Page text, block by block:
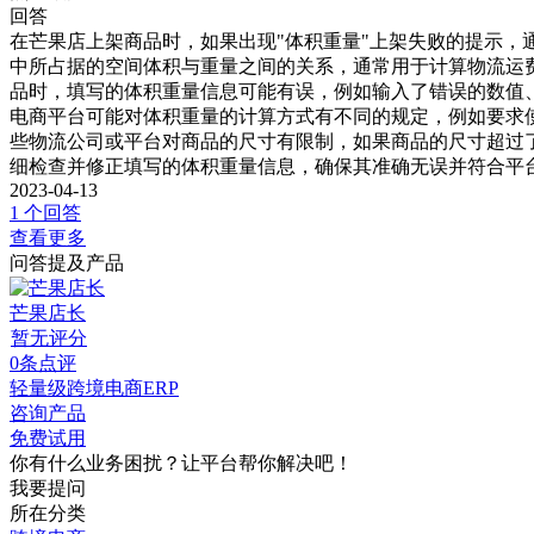
回答
在芒果店上架商品时，如果出现"体积重量"上架失败的提示
中所占据的空间体积与重量之间的关系，通常用于计算物流
品时，填写的体积重量信息可能有误，例如输入了错误的数
电商平台可能对体积重量的计算方式有不同的规定，例如要
些物流公司或平台对商品的尺寸有限制，如果商品的尺寸超
细检查并修正填写的体积重量信息，确保其准确无误并符合
2023-04-13
1 个回答
查看更多
问答提及产品
芒果店长
暂无评分
0条点评
轻量级跨境电商ERP
咨询产品
免费试用
你有什么业务困扰？让平台帮你解决吧！
我要提问
所在分类